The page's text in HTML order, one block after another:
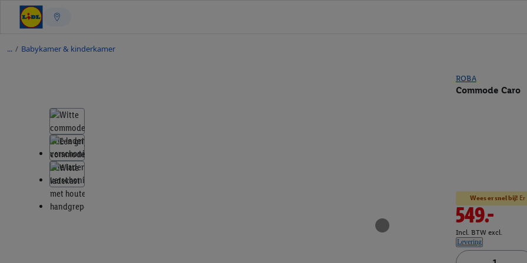
/ Babykamer & kinderkamer
ROBA
Commode Caro
Wees er snel bij!Er
549.-
Incl. BTW excl.
Levering